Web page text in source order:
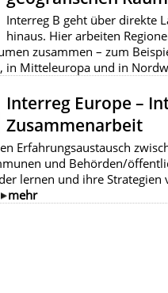
Interreg B geht über direkte
hinaus. Hier arbeiten
zusammen – zum
in Mitteleuropa und in
Interreg Europe –
Zusammenarbeit
Erfahrungsaustausch
und Behörden/
lernen und ihre Strategien
mehr